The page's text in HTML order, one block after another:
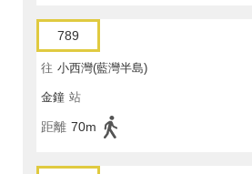
789
往 小西灣(藍灣半島)
金鐘 站
距離 70m